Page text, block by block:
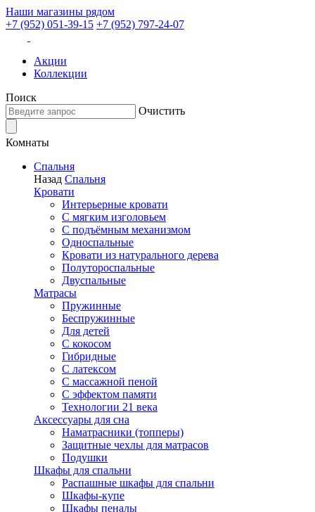
Наши магазины рядом
+7 (952) 051-39-15 +7 (952) 797-24-07
Акции
Коллекции
Поиск
Очистить
Комнаты
Спальня
Назад Спальня
Кровати
Интерьерные кровати
С мягким изголовьем
С подъёмным механизмом
Односпальные
Кровати из натурального дерева
Полутороспальные
Двуспальные
Матрасы
Пружинные
Беспружинные
Для детей
C кокосом
Гибридные
С латексом
С массажной пеной
С эффектом памяти
Технологии 21 века
Аксессуары для сна
Наматрасники (топперы)
Защитные чехлы для матрасов
Подушки
Шкафы для спальни
Распашные шкафы для спальни
Шкафы-купе
Шкафы пеналы